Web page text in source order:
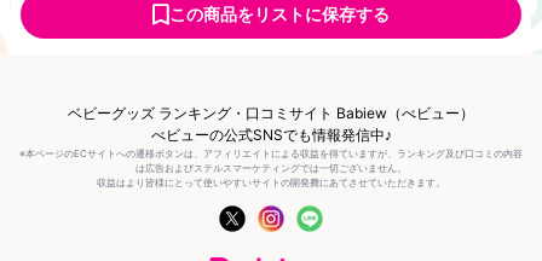
この商品をリストに保存する
ベビーグッズ ランキング・口コミサイト Babiew（べビュー）
べビューの公式SNSでも情報発信中♪
※本ページのECサイトへの遷移ボタンは、アフィリエイトによる収益を得ていますが、ランキング及び口コミの内容
は広告およびステルスマーケティングでは一切ございません。
収益はより皆様にとって使いやすいサイトの開発費にあてさせていただきます。